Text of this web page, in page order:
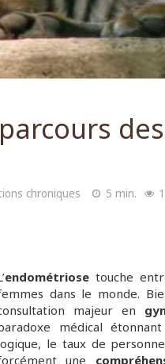
des
chroniques 5 min.
endométriose touche
dans le monde.
majeur en
médical
le taux de
une